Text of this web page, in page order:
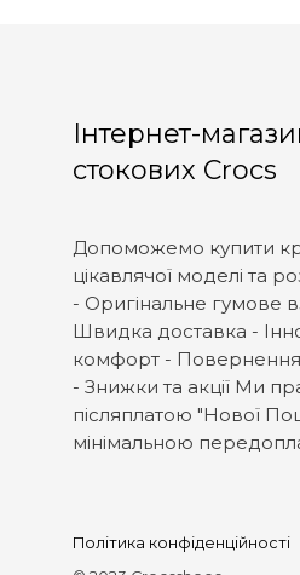
Інтернет-
стокових Crocs
Допоможемо купити
цікавлячої моделі та
- Оригінальне гумове
Швидка доставка -
комфорт - Повернення
- Знижки та акції Ми
післяплатою "Нової
мінімальною
Політика конфіденційності